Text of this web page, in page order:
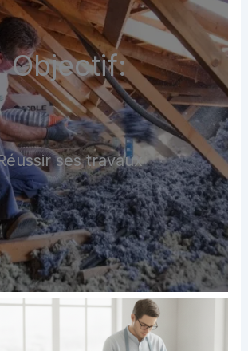
Objectif:
ses travaux